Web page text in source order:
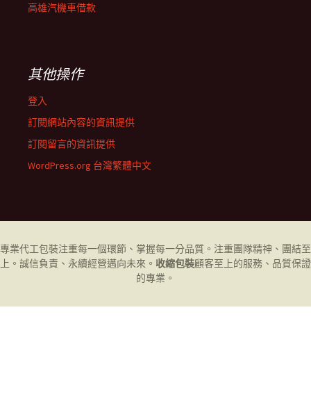
高雄汽機車借款
其他操作
登入
訂閱網站內容的資訊提供
訂閱留言的資訊提供
WordPress.org 台灣繁體中文
專業代工包裝注重每一個環節、掌握每一分品質。注重團隊精神、團結至
上。誠信負責、永續經營邁向未來。 收縮包裝顧客至上的服務、品質保證
的專業。